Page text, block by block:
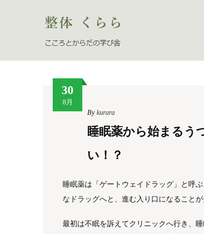
30
8月
By kurara
睡眠薬から始まるう
い！？
睡眠薬は「ゲートウェイドラッグ」と呼
なドラッグへと、進む入り口になることが
最初は不眠を訴えてクリニックへ行き、